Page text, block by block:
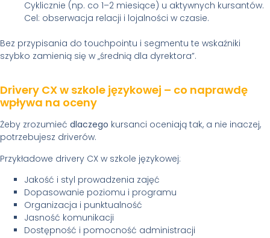
Cyklicznie (np. co 1–2 miesiące) u aktywnych kursantów.
Cel: obserwacja relacji i lojalności w czasie.
Bez przypisania do touchpointu i segmentu te wskaźniki
szybko zamienią się w „średnią dla dyrektora”.
Drivery CX w szkole językowej – co naprawdę
wpływa na oceny
Żeby zrozumieć dlaczego kursanci oceniają tak, a nie inaczej,
potrzebujesz driverów.
Przykładowe drivery CX w szkole językowej:
Jakość i styl prowadzenia zajęć
Dopasowanie poziomu i programu
Organizacja i punktualność
Jasność komunikacji
Dostępność i pomocność administracji